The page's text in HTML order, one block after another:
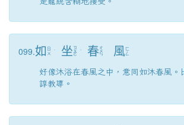
099.如
ㄖ
ㄨ
ˊ 坐 ㄗ
ㄨ
ㄛ
ˋ 春 ㄔ
ㄨ
ㄣ 風ㄈ
ㄥ
好像沐浴在春風之中，意同如沐春風。
諄教導。